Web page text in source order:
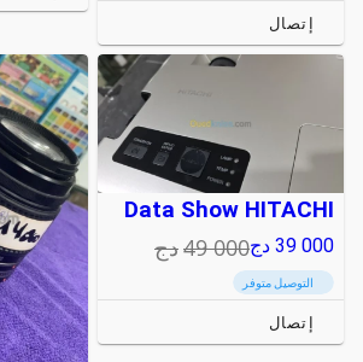
إتصال
Data Show HITACHI
39 000 دج49 000دج
التوصيل متوفر
إتصال